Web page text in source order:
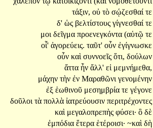
τάξιν, οὐ τὸ σῴζεσθαί τε
δ' ὡς βελτίστους γίγνεσθαί τε
μοι δεῖγμα προενεγκόντα (αὑτῷ τε
οἷ' ἀγορεύεις. ταῦτ' οὖν ἐγίγνωσκε
οὖν καὶ συννοεῖς ὅτι, δούλων
ἄττα ἦν ἄλλ' εἰ μεμνήμεθα,
μάχην τὴν ἐν Μαραθῶνι γενομένην
ἐξ ἑωθινοῦ μεσημβρία τε γέγονε
δοῦλοι τὰ πολλὰ ἰατρεύουσιν περιτρέχοντες
καὶ μεγαλοπρεπὴς φύσει· ὃ δὲ
ἐμπόδια ἕτερα ἑτέροισι· ~καὶ δὴ